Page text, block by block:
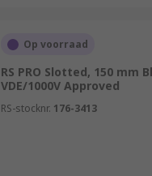
Op voorraad
RS PRO Slotted, 150 mm
VDE/1000V Approved
RS-stocknr. 176-3413